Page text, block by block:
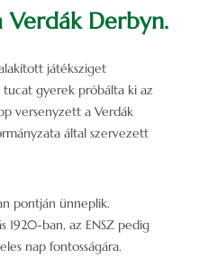
Derbyn.
játéksziget
gyerek próbálta ki az
versenyzett a Verdák
által szervezett
pontján ünneplik.
1920-ban, az ENSZ pedig
nap fontosságára.